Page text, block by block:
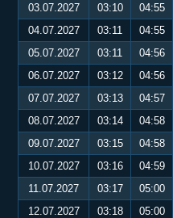
03.07.2027
03:10 04:55
04.07.2027
03:11 04:55
05.07.2027
03:11 04:56
06.07.2027
03:12 04:56
07.07.2027
03:13 04:57
08.07.2027
03:14 04:58
09.07.2027
03:15 04:58
10.07.2027
03:16 04:59
11.07.2027
03:17 05:00
12.07.2027
03:18 05:00